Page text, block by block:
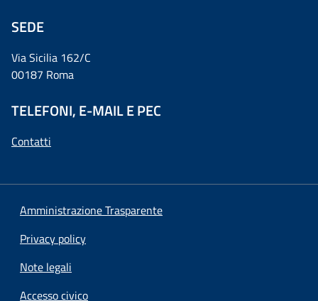
SEDE
Via Sicilia 162/C
00187 Roma
TELEFONI, E-MAIL E PEC
Contatti
Amministrazione Trasparente
Privacy policy
Note legali
Accesso civico